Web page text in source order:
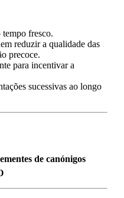
fresco.
reduzir a qualidade das
precoce.
para incentivar a
sucessivas ao longo
de canónigos